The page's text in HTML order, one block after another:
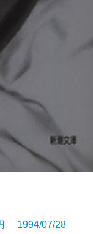
1994/07/28